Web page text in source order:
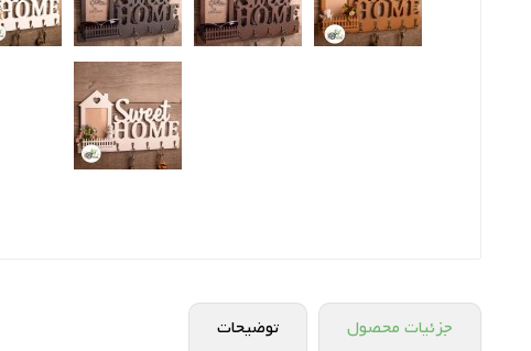
جزئیات محصول توضیحات